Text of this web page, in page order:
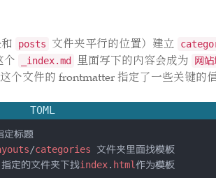
posts 文件夹平行的位置）建立
个 _index.md 里面写下的内容会成为
网
个文件的 frontmatter 指定了一些关键的信
TOML
  //指定标题
/categories
文件夹里面找模板
定的文件夹下找index. html作为模板